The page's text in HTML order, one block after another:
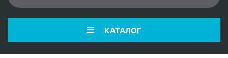
КАТАЛОГ